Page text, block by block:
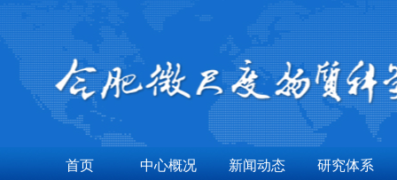
首页 中心概况 新闻动态 研究体系